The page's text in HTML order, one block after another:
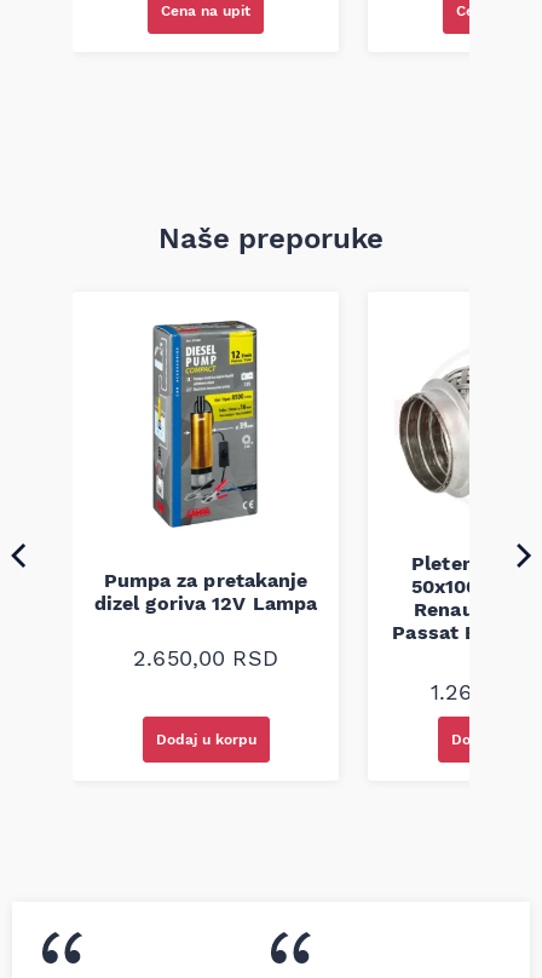
Cena na upit Cena na
Naše preporuke
Pumpa za pretakanje
dizel goriva 12V Lampa
2.650,00 RSD
Dodaj u korpu
Pletenica
50x100 Audi
Renault
Passat B5
1.260,00
Dodaj u